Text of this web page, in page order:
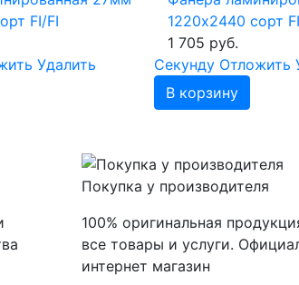
FI/FI
Удалить
1220х2440 сорт
1 705 руб.
Cекунду Отложить
В корзину
Покупка у производителя
100% оригинальная
все товары и услуги.
интернет магазин